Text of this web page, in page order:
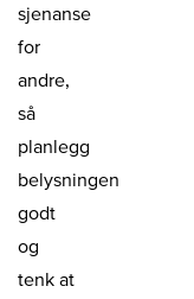
sjenanse
for
andre,
så
planlegg
belysningen
godt
og
tenk at